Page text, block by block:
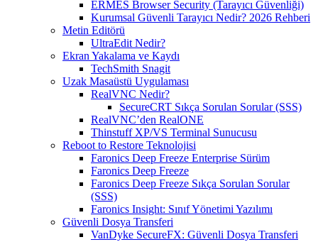
ERMES Browser Security (Tarayıcı Güvenliği)
Kurumsal Güvenli Tarayıcı Nedir? 2026 Rehberi
Metin Editörü
UltraEdit Nedir?
Ekran Yakalama ve Kaydı
TechSmith Snagit
Uzak Masaüstü Uygulaması
RealVNC Nedir?
SecureCRT Sıkça Sorulan Sorular (SSS)
RealVNC’den RealONE
Thinstuff XP/VS Terminal Sunucusu
Reboot to Restore Teknolojisi
Faronics Deep Freeze Enterprise Sürüm
Faronics Deep Freeze
Faronics Deep Freeze Sıkça Sorulan Sorular
(SSS)
Faronics Insight: Sınıf Yönetimi Yazılımı
Güvenli Dosya Transferi
VanDyke SecureFX: Güvenli Dosya Transferi